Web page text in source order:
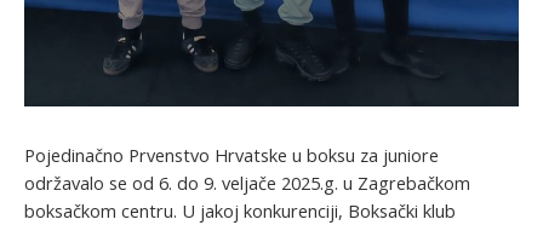
Pojedinačno Prvenstvo Hrvatske u boksu za juniore
održavalo se od 6. do 9. veljače 2025.g. u Zagrebačkom
boksačkom centru. U jakoj konkurenciji, Boksački klub